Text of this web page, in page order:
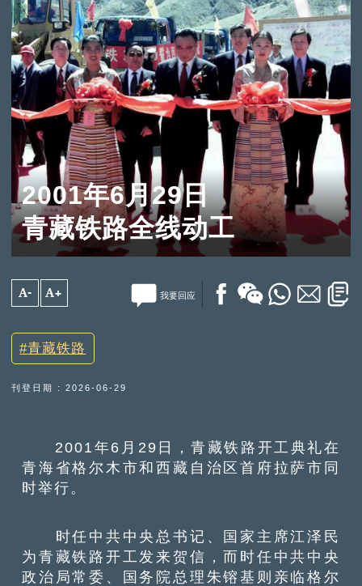
2001年6月29日
青藏铁路全线动工
A- A+ 我要回应
青藏铁路
刊登日期 : 2026-06-29
2001年6月29日，青藏铁路开工典礼在
青海省格尔木市和西藏自治区首府拉萨市同
时举行。
时任中共中央总书记、国家主席江泽民
为青藏铁路开工发来贺信，而时任中共中央
政治局常委、国务院总理朱镕基则亲临格尔